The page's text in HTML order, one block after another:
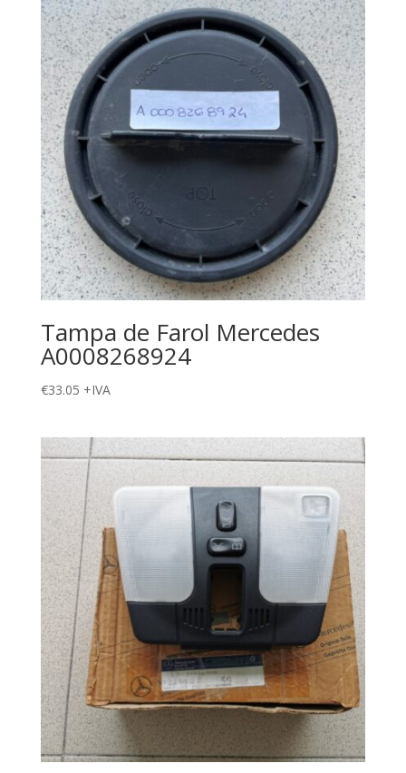
Tampa de Farol Mercedes
A0008268924
€33.05 +IVA